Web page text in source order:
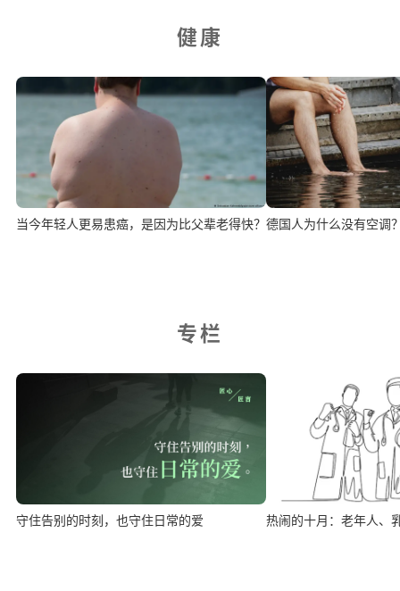
健康
当今年轻人更易患癌，是因为比父辈老得快？ 德国人为什么没有空调
专栏
守住告别的时刻，也守住日常的爱 热闹的十月：老年人、